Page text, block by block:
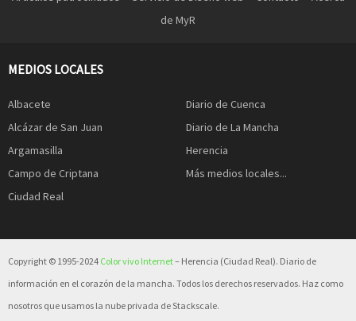
de MyR
MEDIOS LOCALES
Albacete
Alcázar de San Juan
Argamasilla
Campo de Criptana
Ciudad Real
Diario de Cuenca
Diario de La Mancha
Herencia
Más medios locales...
Copyright © 1995-2024 Color vivo Internet– Herencia (Ciudad Real). Diario de
información en el corazón de la mancha. Todos los derechos reservados. Haz como
nosotros que usamos la nube privada de Stackscale.